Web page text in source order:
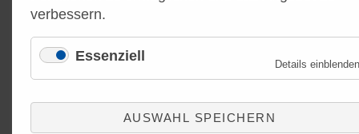
verbessern.
Essenziell
Details einblenden
AUSWAHL SPEICHERN